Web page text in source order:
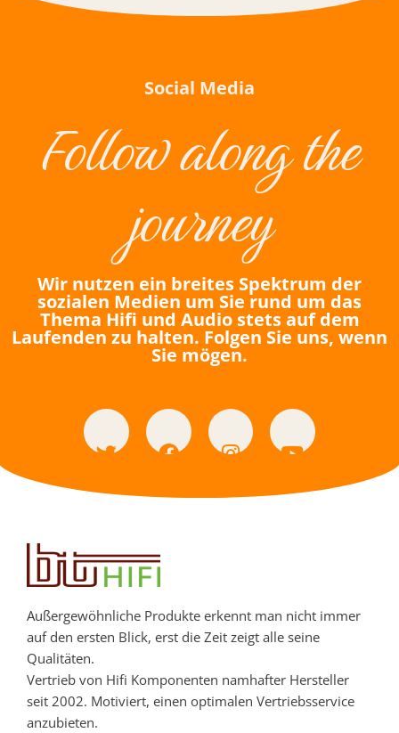
Social Media
Follow along the
journey
Wir nutzen ein breites Spektrum der
sozialen Medien um Sie rund um das
Thema Hifi und Audio stets auf dem
Laufenden zu halten. Folgen Sie uns, wenn
Sie mögen.
Außergewöhnliche Produkte erkennt man nicht immer
auf den ersten Blick, erst die Zeit zeigt alle seine
Qualitäten.
Vertrieb von Hifi Komponenten namhafter Hersteller
seit 2002. Motiviert, einen optimalen Vertriebsservice
anzubieten.